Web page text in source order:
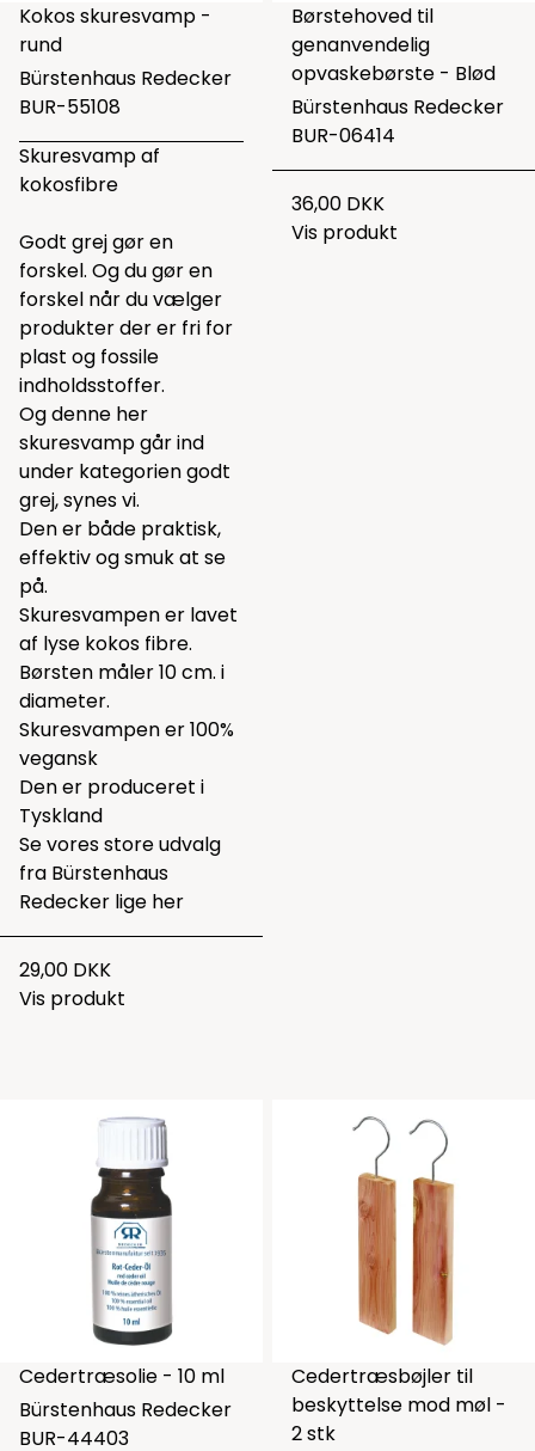
Kokos skuresvamp -
rund
Bürstenhaus Redecker
BUR-55108
Skuresvamp af
kokosfibre
Godt grej gør en
forskel. Og du gør en
forskel når du vælger
produkter der er fri for
plast og fossile
indholdsstoffer.
Og denne her
skuresvamp går ind
under kategorien godt
grej, synes vi.
Den er både praktisk,
effektiv og smuk at se
på.
Skuresvampen er lavet
af lyse kokos fibre.
Børsten måler 10 cm. i
diameter.
Skuresvampen er 100%
vegansk
Den er produceret i
Tyskland
Se vores store udvalg
fra Bürstenhaus
Redecker lige her
29,00 DKK
Vis produkt
Børstehoved til
genanvendelig
opvaskebørste - Blød
Bürstenhaus Redecker
BUR-06414
36,00 DKK
Vis produkt
Cedertræsolie - 10 ml
Bürstenhaus Redecker
BUR-44403
Cedertræsbøjler til
beskyttelse mod møl -
2 stk